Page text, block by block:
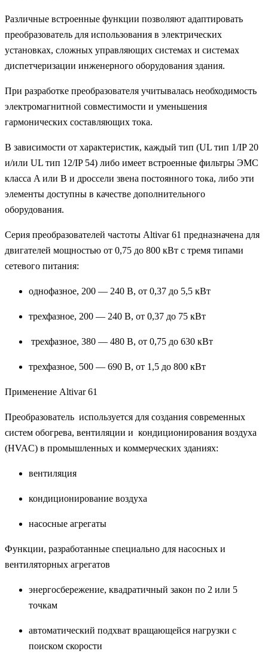
Различные встроенные функции позволяют адаптировать
преобразователь для использования в электрических
установках, сложных управляющих системах и системах
диспетчеризации инженерного оборудования здания.
При разработке преобразователя учитывалась необходимость
электромагнитной совместимости и уменьшения
гармонических составляющих тока.
В зависимости от характеристик, каждый тип (UL тип 1/IP 20
и/или UL тип 12/IP 54) либо имеет встроенные фильтры ЭМС
класса A или B и дроссели звена постоянного тока, либо эти
элементы доступны в качестве дополнительного
оборудования.
Серия преобразователей частоты Altivar 61 предназначена для
двигателей мощностью от 0,75 до 800 кВт с тремя типами
сетевого питания:
однофазное, 200 — 240 В, от 0,37 до 5,5 кВт
трехфазное, 200 — 240 В, от 0,37 до 75 кВт
трехфазное, 380 — 480 В, от 0,75 до 630 кВт
трехфазное, 500 — 690 В, от 1,5 до 800 кВт
Применение Altivar 61
Преобразователь используется для создания современных
систем обогрева, вентиляции и кондиционирования воздуха
(HVAC) в промышленных и коммерческих зданиях:
вентиляция
кондиционирование воздуха
насосные агрегаты
Функции, разработанные специально для насосных и
вентиляторных агрегатов
энергосбережение, квадратичный закон по 2 или 5
точкам
автоматический подхват вращающейся нагрузки с
поиском скорости